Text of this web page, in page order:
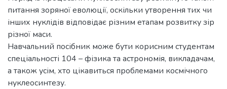
питання зоряної еволюції, оскільки утворення тих чи
інших нуклідів відповідає різним етапам розвитку зір
різної маси.
Навчальний посібник може бути корисним студентам
спеціальності 104 – фізика та астрономія, викладачам,
а також усім, хто цікавиться проблемами космічного
нуклеосинтезу.